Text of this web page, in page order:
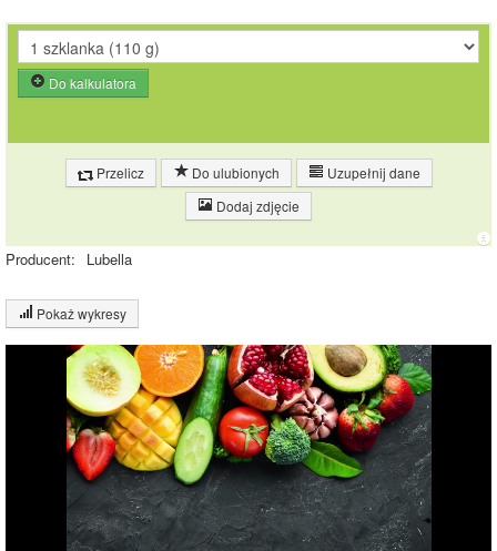
Do kalkulatora
Przelicz Do ulubionych
Uzupełnij dane
Dodaj zdjęcie
Producent: Lubella
Pokaż wykresy
Wykres składu produktu
Białko (7%)
Tłuszcz (1%)
Węglowodany
(31%)
Pozostałe (62%)
30.7%